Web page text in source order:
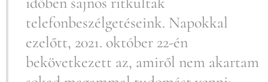
telefonbeszélgetéseink. Napokkal
ezelőtt, 2021. október 22-én
bekövetkezett az, amiről nem akartam